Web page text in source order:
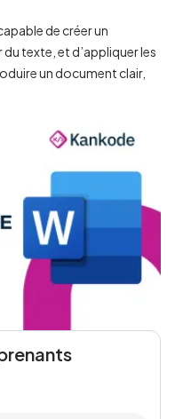
de créer un
texte, et d’appliquer les
un document clair,